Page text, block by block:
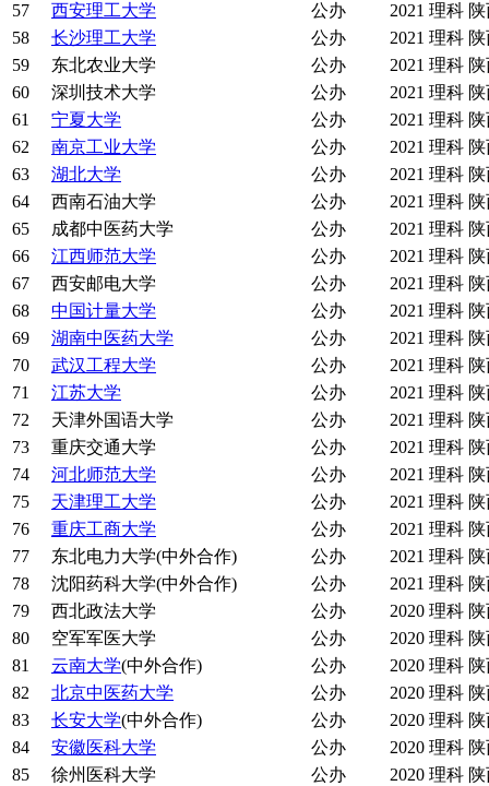
57
西安理工大学 公办 2021 理科
58
长沙理工大学 公办 2021 理科
59
东北农业大学 公办 2021 理科
60
深圳技术大学 公办 2021 理科
61
宁夏大学 公办 2021 理科
62
南京工业大学 公办 2021 理科
63
湖北大学 公办 2021 理科
64
西南石油大学 公办 2021 理科
65
成都中医药大学 公办 2021 理科
66
江西师范大学 公办 2021 理科
67
西安邮电大学 公办 2021 理科
68
中国计量大学 公办 2021 理科
69
湖南中医药大学 公办 2021 理科
70
武汉工程大学 公办 2021 理科
71
江苏大学 公办 2021 理科
72
天津外国语大学 公办 2021 理科
73
重庆交通大学 公办 2021 理科
74
河北师范大学 公办 2021 理科
75
天津理工大学 公办 2021 理科
76
重庆工商大学 公办 2021 理科
77
东北电力大学(中外合作) 公办 2021 理科
78
沈阳药科大学(中外合作) 公办 2021 理科
79
西北政法大学 公办 2020 理科
80
空军军医大学 公办 2020 理科
81
云南大学(中外合作) 公办 2020 理科
82
北京中医药大学 公办 2020 理科
83
长安大学(中外合作) 公办 2020 理科
84
安徽医科大学 公办 2020 理科
85
徐州医科大学 公办 2020 理科